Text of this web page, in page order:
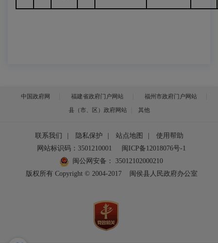
中国政府网 福建省政府门户网站
福州市政府门户网站
县（市、区）政府网站
其他
联系我们 隐私保护 站点地图
使用帮助
网站标识码：3501210001
闽ICP备12018076号-1
闽公网安备：
35012102000210
版权所有 Copyright © 2004-2017
闽侯县人民政府办公室